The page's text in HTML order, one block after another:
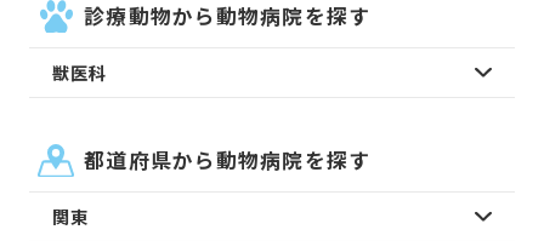
診療動物から動物病院を探す
獣医科
都道府県から動物病院を探す
関東